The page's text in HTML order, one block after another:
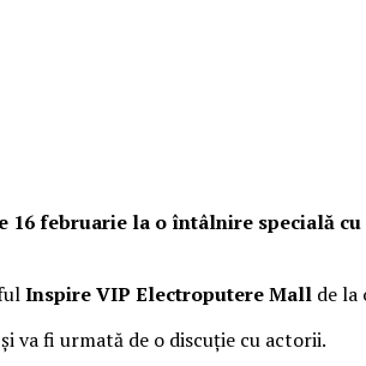
februarie la o întâlnire specială
Inspire VIP Electroputere Mall de la
va fi urmată de o discuție cu actorii.